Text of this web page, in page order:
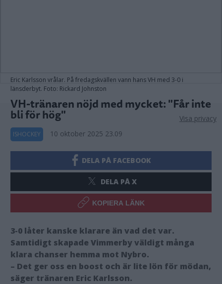
Eric Karlsson vrålar. På fredagskvällen vann hans VH med 3-0 i
länsderbyt. Foto: Rickard Johnston
VH-tränaren nöjd med mycket: "Får inte
bli för hög"
ISHOCKEY 10 oktober 2025 23.09
DELA PÅ FACEBOOK
DELA PÅ X
KOPIERA LÄNK
3-0 låter kanske klarare än vad det var.
Samtidigt skapade Vimmerby väldigt många
klara chanser hemma mot Nybro.
– Det ger oss en boost och är lite lön för mödan,
säger tränaren Eric Karlsson.
Visa privacy